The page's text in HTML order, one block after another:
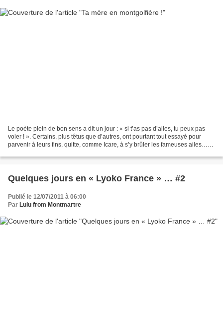
Le poète plein de bon sens a dit un jour : « si t’as pas d’ailes, tu peux pas
voler ! ». Certains, plus têtus que d’autres, ont pourtant tout essayé pour
parvenir à leurs fins, quitte, comme Icare, à s’y brûler les fameuses ailes…
Quelques jours en « Lyoko France » … #2
Publié le 12/07/2011 à 06:00
Par Lulu from Montmartre